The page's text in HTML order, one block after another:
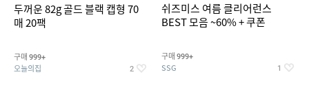
두꺼운 82g 골드 블랙 캡형 70
매 20팩
구매 999+
오늘의집 2
쉬즈미스 여름 클리어런스
BEST 모음 ~60% + 쿠폰
구매 999+
SSG 1